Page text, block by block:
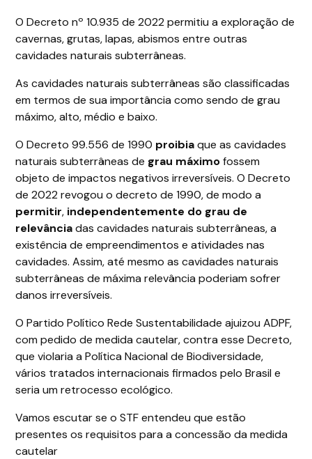
O Decreto nº 10.935 de 2022 permitiu a exploração de
cavernas, grutas, lapas, abismos entre outras
cavidades naturais subterrâneas.
As cavidades naturais subterrâneas são classificadas
em termos de sua importância como sendo de grau
máximo, alto, médio e baixo.
O Decreto 99.556 de 1990 proibiaque as cavidades
naturais subterrâneas de grau máximofossem
objeto de impactos negativos irreversíveis. O Decreto
de 2022 revogou o decreto de 1990, de modo a
permitir, independentemente do grau de
relevânciadas cavidades naturais subterrâneas, a
existência de empreendimentos e atividades nas
cavidades. Assim, até mesmo as cavidades naturais
subterrâneas de máxima relevância poderiam sofrer
danos irreversíveis.
O Partido Político Rede Sustentabilidade ajuizou ADPF,
com pedido de medida cautelar, contra esse Decreto,
que violaria a Política Nacional de Biodiversidade,
vários tratados internacionais firmados pelo Brasil e
seria um retrocesso ecológico.
Vamos escutar se o STF entendeu que estão
presentes os requisitos para a concessão da medida
cautelar